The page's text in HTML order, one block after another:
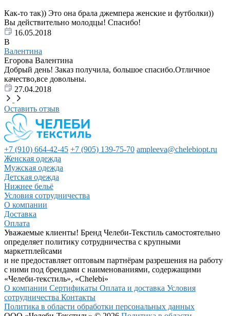
Как-то так)) Это она брала джемпера женские и футболки))
Вы действительно молодцы! Спасибо!
16.05.2018
В
Валентина
Егорова Валентина
Добрый день! Заказ получила, большое спасибо.Отличное
качество,все довольны.
27.04.2018
Оставить отзыв
+7 (910) 664-42-45 +7 (905) 139-75-70 ampleeva@chelebiopt.ru
Женская одежда
Мужская одежда
Детская одежда
Нижнее бельё
Условия сотрудничества
О компании
Доставка
Оплата
Уважаемые клиенты! Бренд Челеби-Текстиль самостоятельно
определяет политику сотрудничества с крупными
маркетплейсами
и не предоставляет оптовым партнёрам разрешения на работу
с ними под брендами с наименованиями, содержащими
«Челеби-текстиль», «Chelebi»
О компании Сертификаты Оплата и доставка Условия
сотрудничества Контакты
Политика в области обработки персональных данных